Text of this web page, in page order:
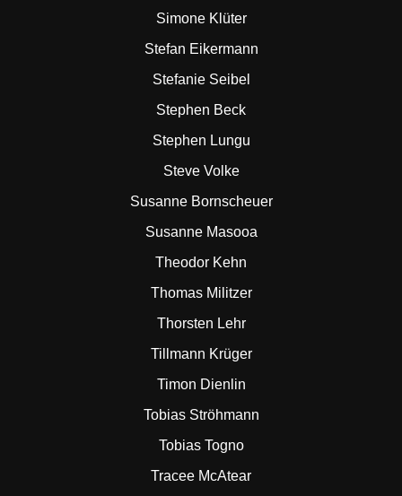
Simone Klüter
Stefan Eikermann
Stefanie Seibel
Stephen Beck
Stephen Lungu
Steve Volke
Susanne Bornscheuer
Susanne Masooa
Theodor Kehn
Thomas Militzer
Thorsten Lehr
Tillmann Krüger
Timon Dienlin
Tobias Ströhmann
Tobias Togno
Tracee McAtear